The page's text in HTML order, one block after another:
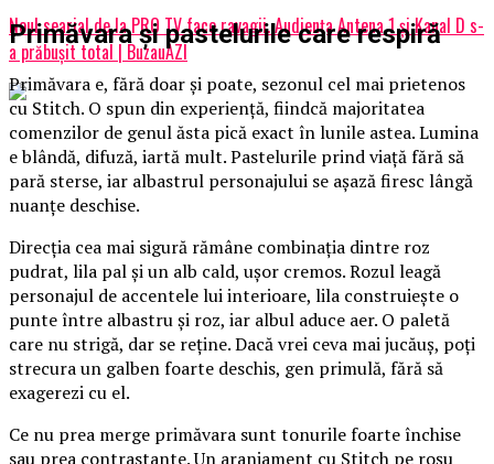
Noul searial de la PRO TV face ravagii. Audiența Antena 1 și Kanal D s-
a prăbușit total | BuzauAZI
Primăvara și pastelurile care respiră
Primăvara e, fără doar și poate, sezonul cel mai prietenos
cu Stitch. O spun din experiență, fiindcă majoritatea
comenzilor de genul ăsta pică exact în lunile astea. Lumina
e blândă, difuză, iartă mult. Pastelurile prind viață fără să
pară sterse, iar albastrul personajului se așază firesc lângă
nuanțe deschise.
Direcția cea mai sigură rămâne combinația dintre roz
pudrat, lila pal și un alb cald, ușor cremos. Rozul leagă
personajul de accentele lui interioare, lila construiește o
punte între albastru și roz, iar albul aduce aer. O paletă
care nu strigă, dar se reține. Dacă vrei ceva mai jucăuș, poți
strecura un galben foarte deschis, gen primulă, fără să
exagerezi cu el.
Ce nu prea merge primăvara sunt tonurile foarte închise
sau prea contrastante. Un aranjament cu Stitch pe roșu